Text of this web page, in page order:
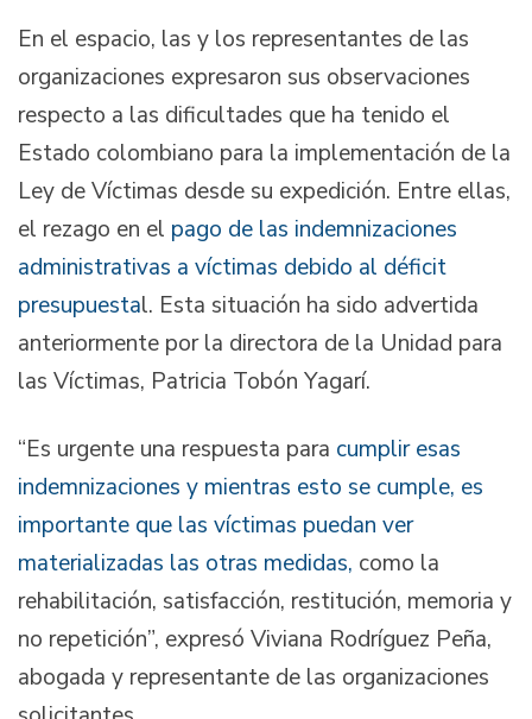
En el espacio, las y los representantes de las
organizaciones expresaron sus observaciones
respecto a las dificultades que ha tenido el
Estado colombiano para la implementación de la
Ley de Víctimas desde su expedición. Entre ellas,
el rezago en el pago de las indemnizaciones
administrativas a víctimas debido al déficit
presupuestal. Esta situación ha sido advertida
anteriormente por la directora de la Unidad para
las Víctimas, Patricia Tobón Yagarí.
“Es urgente una respuesta para cumplir esas
indemnizaciones y mientras esto se cumple, es
importante que las víctimas puedan ver
materializadas las otras medidas, como la
rehabilitación, satisfacción, restitución, memoria y
no repetición”, expresó Viviana Rodríguez Peña,
abogada y representante de las organizaciones